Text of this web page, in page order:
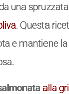
una
. Questa
e mantiene la
alla